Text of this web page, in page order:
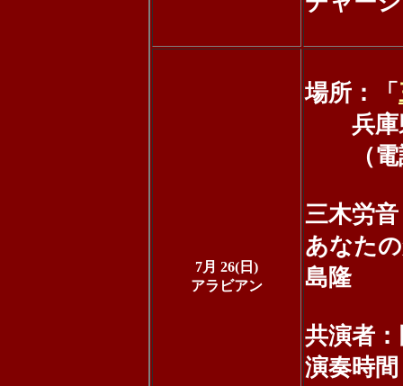
7月 26(日)
アラビアン
場所：「
兵庫県
（電話
三木労
あなた
島隆
共演者
演奏時